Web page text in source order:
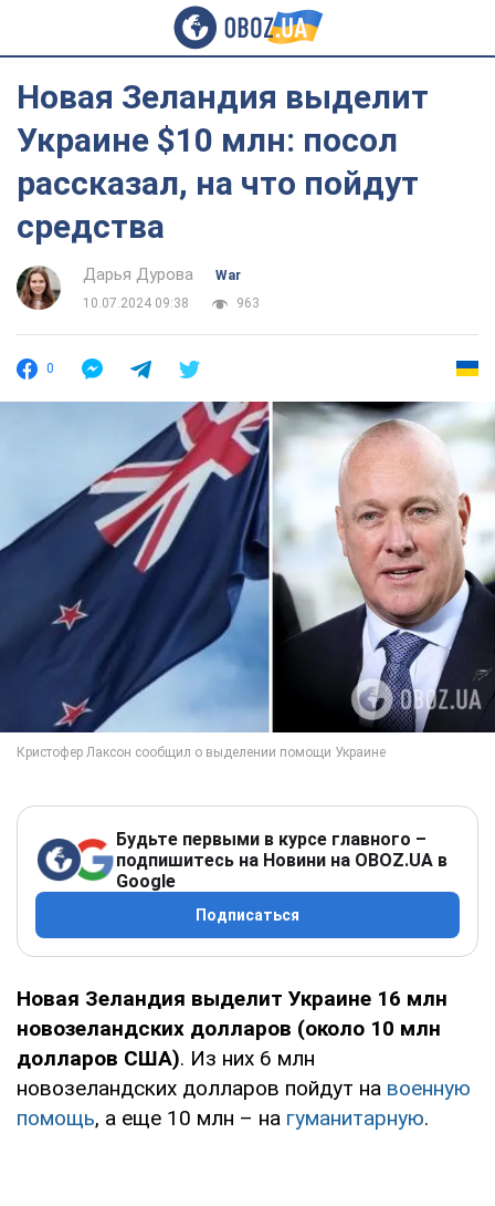
Новая Зеландия выделит
Украине $10 млн: посол
рассказал, на что пойдут
средства
Дарья Дурова
War
10.07.2024 09:38
963
0
Будьте первыми в курсе главного –
подпишитесь на Новини на OBOZ.UA в
Google
Подписаться
Новая Зеландия выделит Украине 16 млн
новозеландских долларов (около 10 млн
долларов США). Из них 6 млн
новозеландских долларов пойдут на военную
помощь, а еще 10 млн – на гуманитарную.